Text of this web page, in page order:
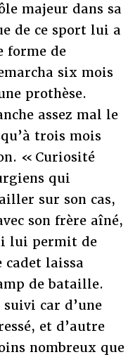
majeur dans sa
de ce sport lui a
forme de
six mois
prothèse.
assez mal le
trois mois
« Curiosité
qui
sur son cas,
son frère aîné,
lui permit de
laissa
de bataille.
car d’une
et d’autre
nombreux que